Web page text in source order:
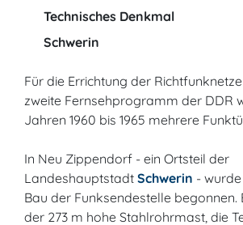
Technisches Denkmal
Schwerin
Für die Errichtung der
zweite Fernsehprogramm der DDR
Jahren 1960 bis 1965 mehrere
In Neu Zippendorf - ein Ortsteil der
Landeshauptstadt Schwerin -
Bau der Funksendestelle begonnen.
der 273 m hohe Stahlrohrmast, die